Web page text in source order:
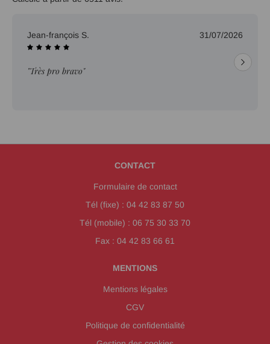
Jean-françois S. 31/07/2026
"Très pro bravo"
CONTACT
Formulaire de contact
Tél (fixe) : 04 42 83 87 50
Tél (mobile) : 06 75 30 33 70
Fax : 04 42 83 66 61
MENTIONS
Mentions légales
CGV
Politique de confidentialité